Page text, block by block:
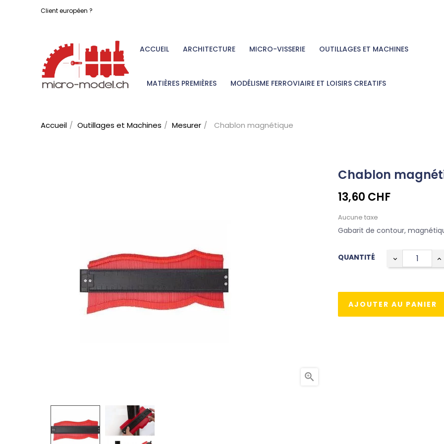
Client européen ?
ACCUEIL ARCHITECTURE MICRO-VISSERIE OUTILLAGES ET MACHINES
MATIÈRES PREMIÈRES MODÉLISME FERROVIAIRE ET LOISIRS CREATIFS
Accueil Outillages et Machines Mesurer Chablon magnétique

Chablon
13,60 CHF
Aucune taxe
Gabarit de contour,
QUANTITÉ
AJOUTER AU PANIER